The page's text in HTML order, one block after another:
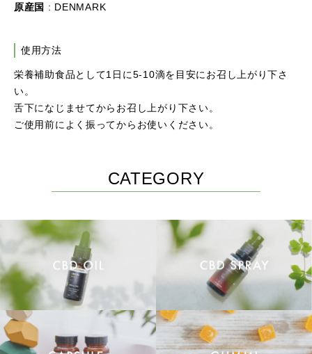
原産国 : DENMARK
使用方法
栄養補助食品として1日に5-10滴を目安にお召し上がり下さ
い。
舌下になじませてからお召し上がり下さい。
ご使用前によく振ってからお使いください。
CATEGORY